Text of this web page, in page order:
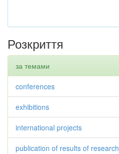
Розкриття
за темами
conferences
exhibitions
international projects
publication of results of research